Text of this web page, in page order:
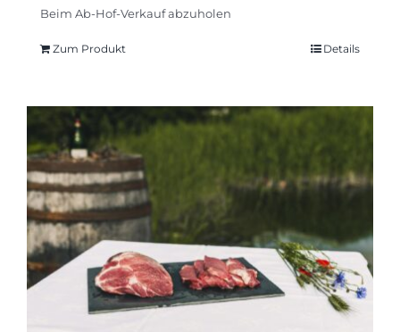
Beim Ab-Hof-Verkauf abzuholen
Zum Produkt Details